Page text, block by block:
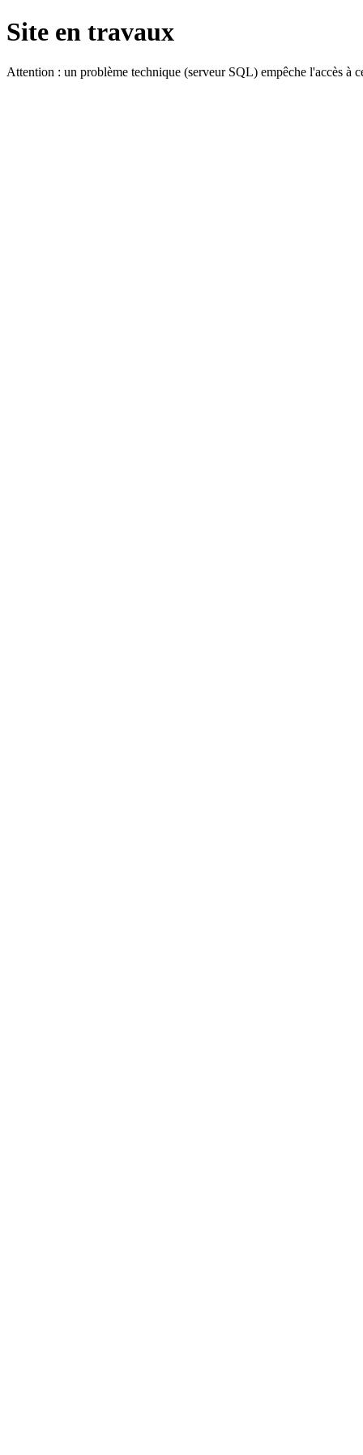
Site en travaux
Attention : un problème technique (serveur SQL) empêche l'accès à